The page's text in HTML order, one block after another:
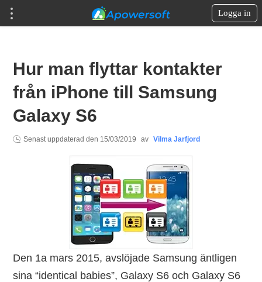
Logga in
Hur man flyttar kontakter
från iPhone till Samsung
Galaxy S6
Senast uppdaterad den 15/03/2019 av Vilma Jarfjord
Den 1a mars 2015, avslöjade Samsung äntligen
sina “identical babies”, Galaxy S6 och Galaxy S6